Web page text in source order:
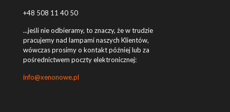
+48 508 11 40 50
...jeśli nie odbieramy, to znaczy, że w trudzie
pracujemy nad lampami naszych Klientów,
wówczas prosimy o kontakt później lub za
pośrednictwem poczty elektronicznej:
info@xenonowe.pl